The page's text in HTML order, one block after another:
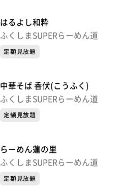
はるよし和粋
ふくしまSUPERらーめん道
定額見放題
中華そば 香伏(こうふく)
ふくしまSUPERらーめん道
定額見放題
らーめん蓮の里
ふくしまSUPERらーめん道
定額見放題